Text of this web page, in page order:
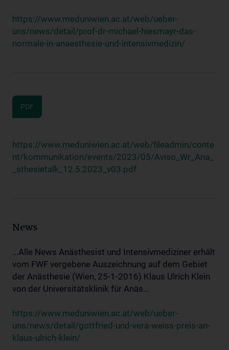
https://www.meduniwien.ac.at/web/ueber-
uns/news/detail/prof-dr-michael-hiesmayr-das-
normale-in-anaesthesie-und-intensivmedizin/
PDF
https://www.meduniwien.ac.at/web/fileadmin/conte
nt/kommunikation/events/2023/05/Aviso_Wr_Ana_
_sthesietalk_12.5.2023_v03.pdf
News
...Alle News Anästhesist und Intensivmediziner erhält
vom FWF vergebene Auszeichnung auf dem Gebiet
der Anästhesie (Wien, 25-1-2016) Klaus Ulrich Klein
von der Universitätsklinik für Anäs...
https://www.meduniwien.ac.at/web/ueber-
uns/news/detail/gottfried-und-vera-weiss-preis-an-
klaus-ulrich-klein/